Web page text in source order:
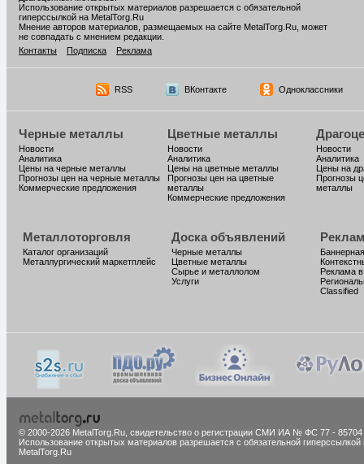
Использование открытых материалов разрешается с обязательной
гиперссылкой на MetalTorg.Ru
Мнение авторов материалов, размещаемых на сайте MetalTorg.Ru, может
не совпадать с мнением редакции.
Контакты
Подписка Реклама
RSS ВКонтакте Одноклассники
Черные металлы
Новости
Аналитика
Цены на черные металлы
Прогнозы цен на черные металлы
Коммерческие предложения
Цветные металлы
Новости
Аналитика
Цены на цветные металлы
Прогнозы цен на цветные
металлы
Коммерческие предложения
Новости
Аналитика
Цены на
Прогнозы
металлы
Металлоторговля
Каталог организаций
Металлургический маркетплейс
Доска объявлений
Черные металлы
Цветные металлы
Сырье и металлолом
Услуги
Реклама
Classified
© 2000-2026 MetalTorg.Ru, cвидетельство о регистрации СМИ ИА № ФС 77 - 85704
Использование открытых материалов разрешается с обязательной гиперссылкой
MetalTorg.Ru